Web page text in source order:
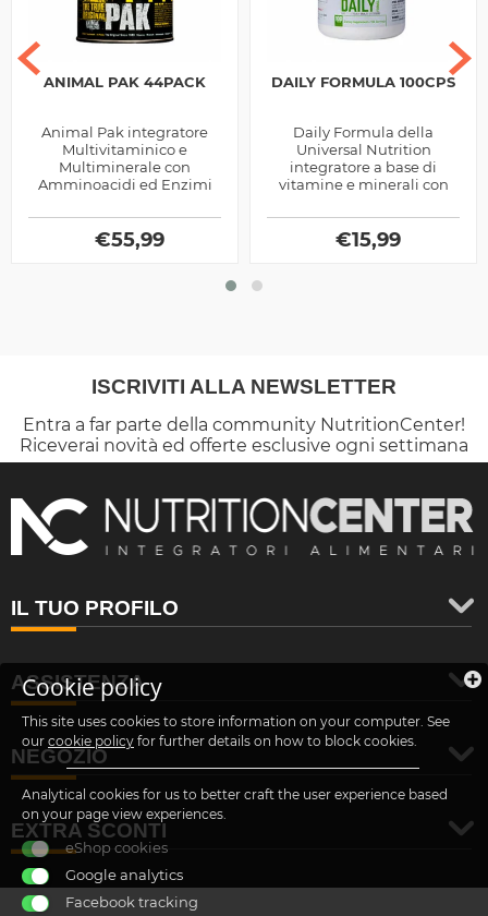
ANIMAL PAK 44PACK
Animal Pak integratore
Multivitaminico e
Multiminerale con
Amminoacidi ed Enzimi
Universal Nutrition, ottimo
per chi pratica sport
€55,99
DAILY FORMULA 100CPS
Daily Formula della
Universal Nutrition
integratore a base di
vitamine e minerali con
vegetali, utile per favorire i
numerosi processi...
€15,99
ISCRIVITI ALLA NEWSLETTER
Entra a far parte della community NutritionCenter!
Riceverai novità ed offerte esclusive ogni settimana
IL TUO PROFILO
ASSISTENZA
NEGOZIO
EXTRA SCONTI
Cookie policy
This site uses cookies to store information on your computer. See
our cookie policy for further details on how to block cookies.
Analytical cookies for us to better craft the user experience based
on your page view experiences.
eShop cookies
Google analytics
Facebook tracking